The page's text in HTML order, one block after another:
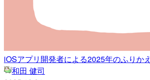
iOSアプリ開発者による2025年のふりか
和田 健司